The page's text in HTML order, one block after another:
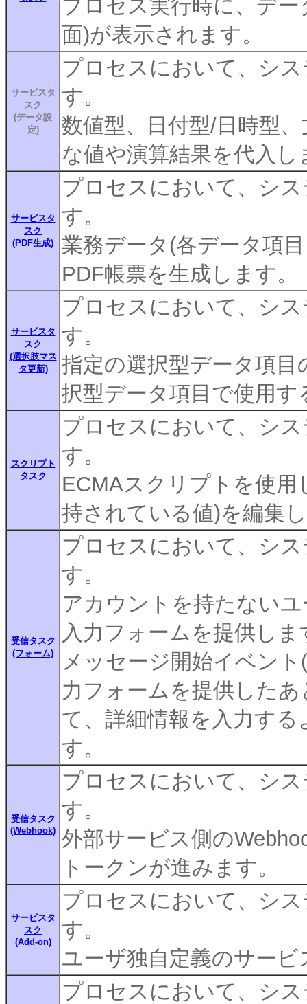
プロセス実行時に、デ
面)が表示されます。
サービスタ
スク
(データ設
定)
プロセスにおいて、シ
す。
数値型、日付型/日時型
な値や演算結果を代入し
サービスタ
スク
(PDF生成)
プロセスにおいて、シ
す。
業務データ(各データ項
PDF帳票を生成します。
サービスタ
スク
(選択肢マス
タ更新)
プロセスにおいて、シ
す。
指定の選択型データ項
択型データ項目で使用
スクリプト
タスク
プロセスにおいて、シ
す。
ECMAスクリプトを使
持されている値)を編集
受信タスク
(フォーム)
プロセスにおいて、シ
す。
アカウントを持たない
入力フォームを提供しま
メッセージ開始イベン
力フォームを提供した
て、詳細情報を入力す
す。
受信タスク
(Webhook)
プロセスにおいて、シ
す。
外部サービス側の
トークンが進みます。
サービスタ
スク
(Add-on)
プロセスにおいて、シ
す。
ユーザ独自定義のサー
プロセスにおいて、シ